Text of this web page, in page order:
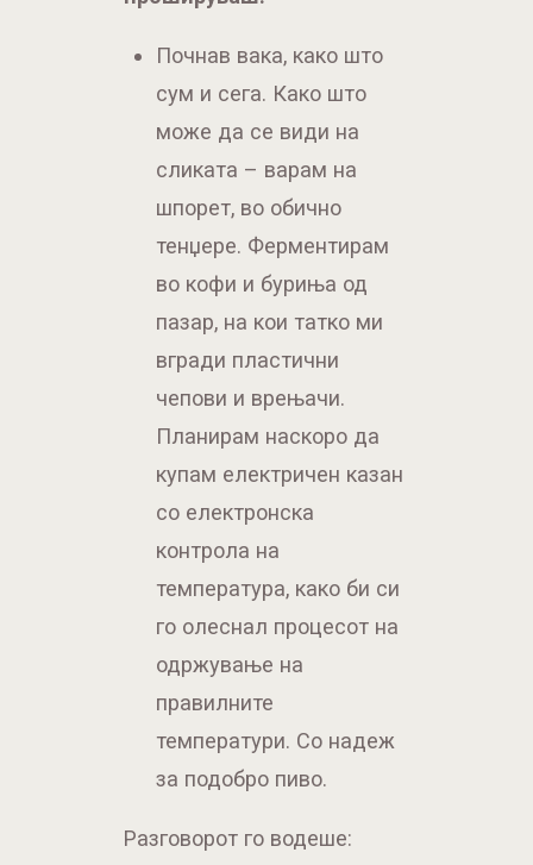
шпорет, во обично
тенџере. Ферментирам
во кофи и буриња од
пазар, на кои татко ми
вгради пластични
чепови и врењачи.
Планирам наскоро да
купам електричен казан
со електронска
контрола на
температура, како би си
го олеснал процесот на
одржување на
правилните
температури. Со надеж
за подобро пиво.